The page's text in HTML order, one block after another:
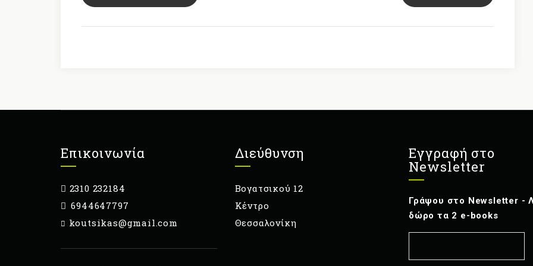
Επικοινωνία
2310 232184
6944647797
koutsikas@gmail.com
Διεύθυνση
Βογατσικού 12
Κέντρο
Θεσσαλονίκη
Εγγραφή στο
Newsletter
Γράψου στο Newsletter -
δώρο τα 2 e-books